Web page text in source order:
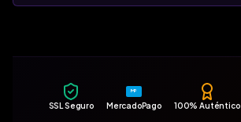
SSL Seguro
MP
MercadoPago 100% Auténtico